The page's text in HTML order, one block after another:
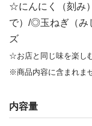
☆にんにく（刻み
で）/◎玉ねぎ（
ズ
☆お店と同じ味を楽
※商品内容に含まれま
内容量